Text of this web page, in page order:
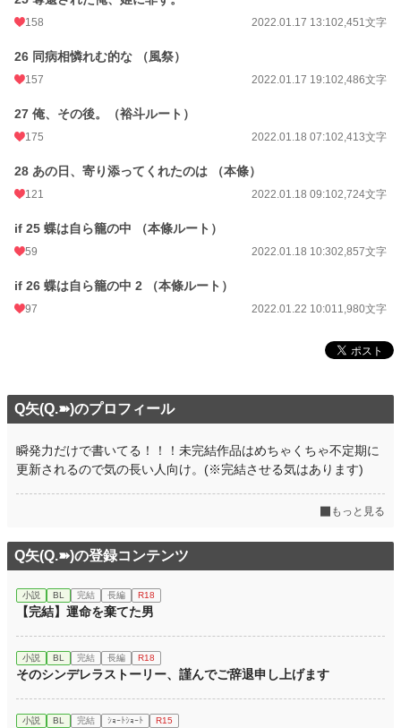
158 2022.01.17 13:102,451文字
26 同病相憐れむ的な （風祭）
157 2022.01.17 19:102,486文字
27 俺、その後。（裕斗ルート）
175 2022.01.18 07:102,413文字
28 あの日、寄り添ってくれたのは （本條）
121 2022.01.18 09:102,724文字
if 25 蝶は自ら籠の中 （本條ルート）
59 2022.01.18 10:302,857文字
if 26 蝶は自ら籠の中 2 （本條ルート）
97 2022.01.22 10:011,980文字
Q矢(Q.➽)のプロフィール
瞬発力だけで書いてる！！！未完結作品はめちゃくちゃ不定期に
更新されるので気の長い人向け。(※完結させる気はあります)
もっと見る
Q矢(Q.➽)の登録コンテンツ
小説 BL 完結 長編 R18
【完結】運命を棄てた男
小説 BL 完結 長編 R18
そのシンデレラストーリー、謹んでご辞退申し上げます
小説 BL 完結 ｼｮｰﾄｼｮｰﾄ R15